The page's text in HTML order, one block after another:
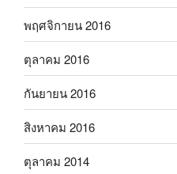
พฤศจิกายน 2016
ตุลาคม 2016
กันยายน 2016
สิงหาคม 2016
ตุลาคม 2014